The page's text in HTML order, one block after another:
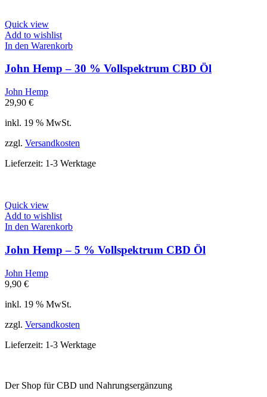
Quick view
Add to wishlist
In den Warenkorb
John Hemp – 30 % Vollspektrum CBD Öl
John Hemp
29,90 €
inkl. 19 % MwSt.
zzgl. Versandkosten
Lieferzeit: 1-3 Werktage
Quick view
Add to wishlist
In den Warenkorb
John Hemp – 5 % Vollspektrum CBD Öl
John Hemp
9,90 €
inkl. 19 % MwSt.
zzgl. Versandkosten
Lieferzeit: 1-3 Werktage
Der Shop für CBD und Nahrungsergänzung